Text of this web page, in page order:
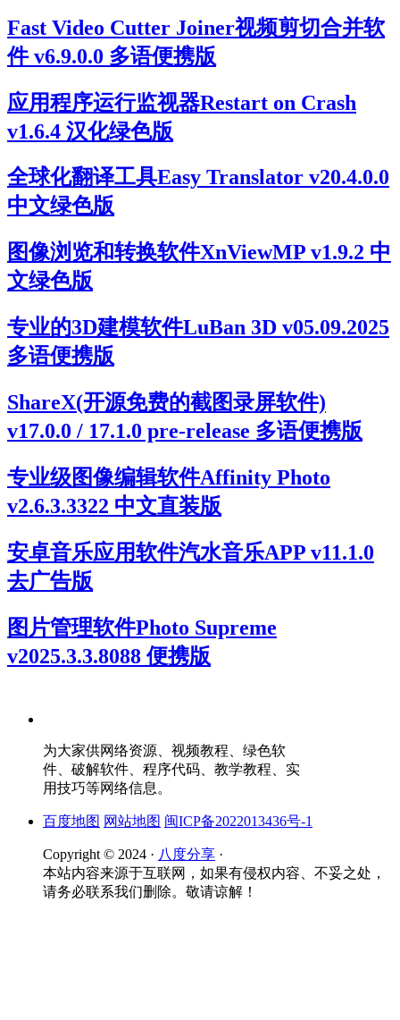
Fast Video Cutter Joiner视频剪切合并软
件 v6.9.0.0 多语便携版
应用程序运行监视器Restart on Crash
v1.6.4 汉化绿色版
全球化翻译工具Easy Translator v20.4.0.0
中文绿色版
图像浏览和转换软件XnViewMP v1.9.2 中
文绿色版
专业的3D建模软件LuBan 3D v05.09.2025
多语便携版
ShareX(开源免费的截图录屏软件)
v17.0.0 / 17.1.0 pre-release 多语便携版
专业级图像编辑软件Affinity Photo
v2.6.3.3322 中文直装版
安卓音乐应用软件汽水音乐APP v11.1.0
去广告版
图片管理软件Photo Supreme
v2025.3.3.8088 便携版
为大家供网络资源、视频教程、绿色软
件、破解软件、程序代码、教学教程、实
用技巧等网络信息。
百度地图 网站地图 闽ICP备2022013436号-1
Copyright © 2024 · 八度分享 ·
本站内容来源于互联网，如果有侵权内容、不妥之处，
请务必联系我们删除。敬请谅解！